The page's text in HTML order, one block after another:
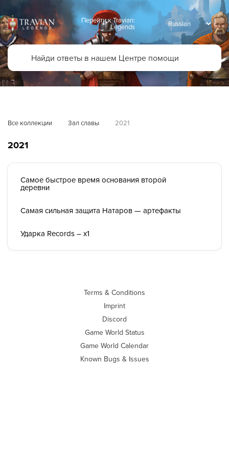
Перейти к Travian:
Legends
Все коллекции Зал славы 2021
2021
Самое быстрое время основания второй
деревни
Самая сильная защита Натаров — артефакты
Ударка Records – x1
Terms & Conditions
Imprint
Discord
Game World Status
Game World Calendar
Known Bugs & Issues